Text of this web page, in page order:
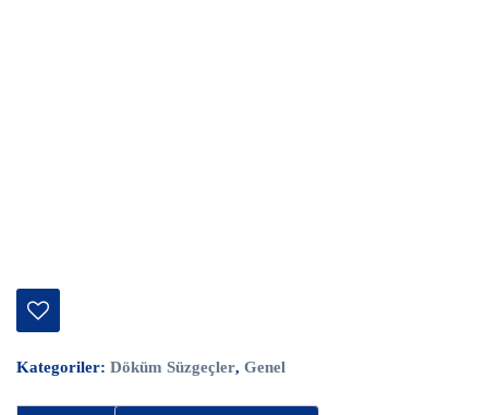
Kategoriler: Döküm Süzgeçler, Genel